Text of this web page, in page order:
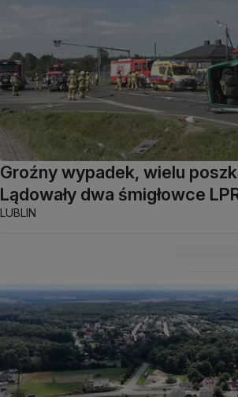
Groźny wypadek, wielu
Lądowały dwa śmigłowce
LUBLIN